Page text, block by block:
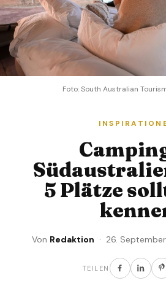
Foto: South Australian
5 Plätze
Von Redaktion · 26.
TEILEN